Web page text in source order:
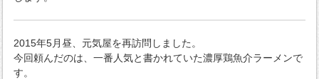
2015年5月昼、元気屋を再訪問しました。
今回頼んだのは、一番人気と書かれていた濃厚鶏魚介ラーメンで
す。